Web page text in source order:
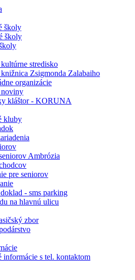
školy
školy
stredisko
Zsigmonda Zalabaiho
organizácie
noviny
kláštor - KORUNA
kluby
Ambrózia
pre seniorov
- sms parking
na hlavnú ulicu
zbor
informácie s tel. kontaktom